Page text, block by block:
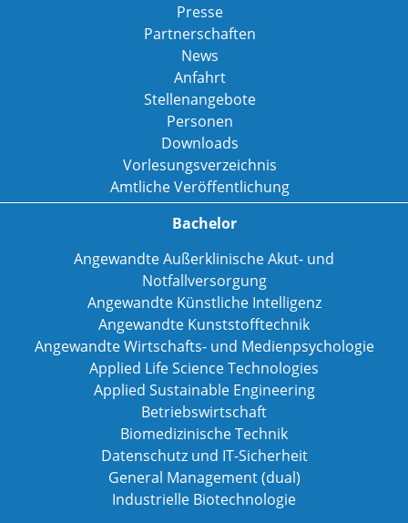
Presse
Partnerschaften
News
Anfahrt
Stellenangebote
Personen
Downloads
Vorlesungsverzeichnis
Amtliche Veröffentlichung
Bachelor
Angewandte Außerklinische Akut- und
Notfallversorgung
Angewandte Künstliche Intelligenz
Angewandte Kunststofftechnik
Angewandte Wirtschafts- und Medienpsychologie
Applied Life Science Technologies
Applied Sustainable Engineering
Betriebswirtschaft
Biomedizinische Technik
Datenschutz und IT-Sicherheit
General Management (dual)
Industrielle Biotechnologie